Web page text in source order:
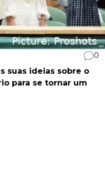
0
suas ideias sobre o
para se tornar um